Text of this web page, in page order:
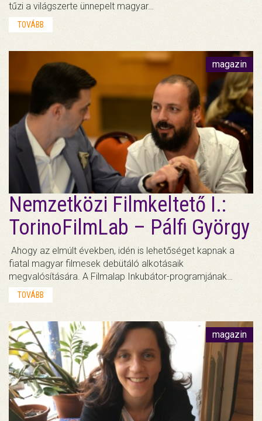
tűzi a világszerte ünnepelt magyar…
TOVÁBB
magazin
Nemzetközi Filmkeltető I.:
TorinoFilmLab – Pálfi György
Ahogy az elmúlt években, idén is lehetőséget kapnak a
fiatal magyar filmesek debütáló alkotásaik
megvalósítására. A Filmalap Inkubátor-programjának…
TOVÁBB
magazin